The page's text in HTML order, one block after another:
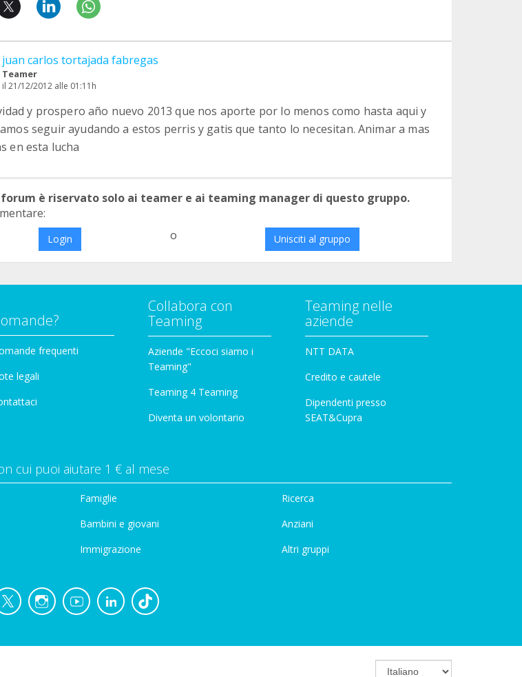
juan carlos tortajada fabregas
Teamer
il 21/12/2012 alle 01:11h
y prospero año nuevo 2013 que nos aporte por lo menos como hasta aqui y
seguir ayudando a estos perris y gatis que tanto lo necesitan. Animar a mas
en esta lucha
è riservato solo ai teamer e ai teaming manager di questo gruppo.
Login o Unisciti al gruppo
frequenti
legali
Collabora con
Teaming
Aziende "Eccoci siamo i
Teaming"
Teaming 4 Teaming
Diventa un volontario
Teaming nelle
aziende
NTT DATA
Credito e cautele
Dipendenti presso
SEAT&Cupra
cui puoi aiutare 1 € al mese
Famiglie
Bambini e giovani
Immigrazione
Ricerca
Anziani
Altri gruppi